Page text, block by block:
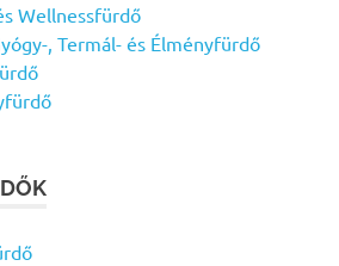
Wellnessfürdő
, Termál- és Élményfürdő